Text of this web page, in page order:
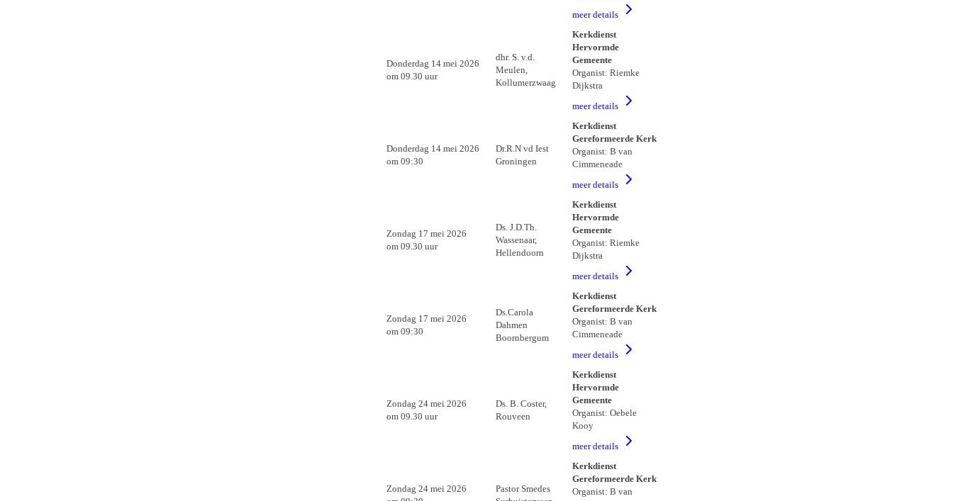
meer details
Donderdag 14 mei 2026
om 09.30 uur
dhr. S. v.d.
Meulen,
Kollumerzwaag
Kerkdienst
Hervormde
Gemeente
Organist: Riemke
Dijkstra
meer details
Donderdag 14 mei 2026
om 09:30
Dr.R.N vd Iest
Groningen
Kerkdienst
Gereformeerde Kerk
Organist: B van
Cimmeneade
meer details
Zondag 17 mei 2026
om 09.30 uur
Ds. J.D.Th.
Wassenaar,
Hellendoorn
Kerkdienst
Hervormde
Gemeente
Organist: Riemke
Dijkstra
meer details
Zondag 17 mei 2026
om 09:30
Ds.Carola
Dahmen
Boornbergum
Kerkdienst
Gereformeerde Kerk
Organist: B van
Cimmeneade
meer details
Zondag 24 mei 2026
om 09.30 uur
Ds. B. Coster,
Rouveen
Kerkdienst
Hervormde
Gemeente
Organist: Oebele
Kooy
meer details
Zondag 24 mei 2026
Pastor Smedes
Kerkdienst
Gereformeerde Kerk
Organist: B van